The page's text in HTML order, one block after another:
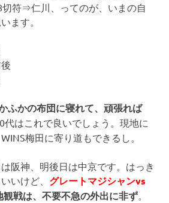
符⇒仁川、ってのが、いまの自
ます。
ふかの布団に寝れて、頑張れば
代はこれで良いでしょう。現地に
梅田に寄り道もできるし。
阪神、明後日は中京です。はっき
いけど、 グレートマジシャンvs
戦は、不要不急の外出に非ず。